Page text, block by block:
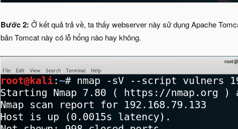
Bước 2: Ở kết quả trả về, ta thấy webserver này sử dụng Apache
bản Tomcat này có lỗ hổng nào hay không.